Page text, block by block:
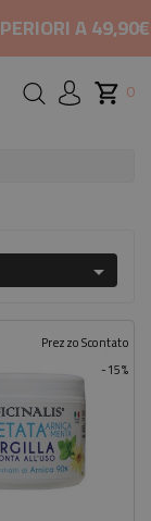
A 49,90€
0

-15%
Prezzo Scontato